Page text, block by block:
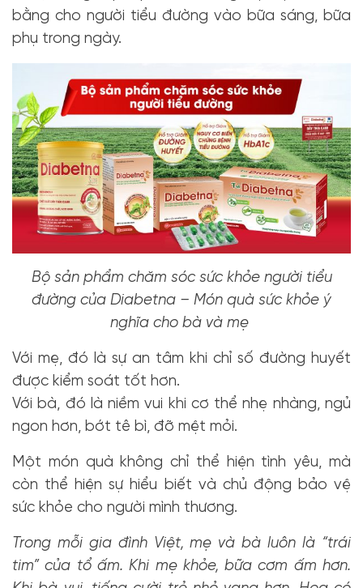
bằng cho người tiểu đường vào bữa sáng, bữa
phụ trong ngày.
Bộ sản phẩm chăm sóc sức khỏe người tiểu
đường của Diabetna – Món quà sức khỏe ý
nghĩa cho bà và mẹ
Với mẹ, đó là sự an tâm khi chỉ số đường huyết
được kiểm soát tốt hơn.
Với bà, đó là niềm vui khi cơ thể nhẹ nhàng, ngủ
ngon hơn, bớt tê bì, đỡ mệt mỏi.
Một món quà không chỉ thể hiện tình yêu, mà
còn thể hiện sự hiểu biết và chủ động bảo vệ
sức khỏe cho người mình thương.
Trong mỗi gia đình Việt, mẹ và bà luôn là “trái
tim” của tổ ấm. Khi mẹ khỏe, bữa cơm ấm hơn.